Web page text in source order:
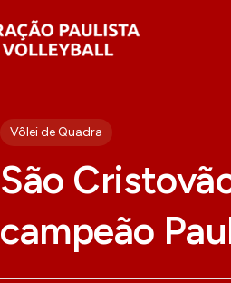
Vôlei de Quadra
São
campeão